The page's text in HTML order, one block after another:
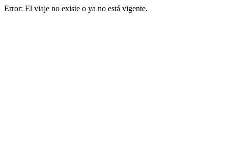
Error: El viaje no existe o ya no está vigente.